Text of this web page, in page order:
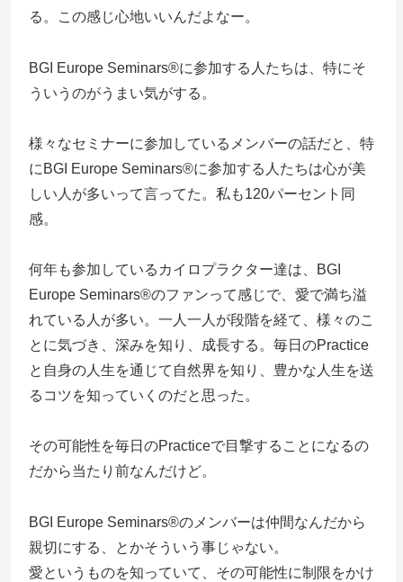
る。この感じ心地いいんだよなー。
BGI Europe Seminars®に参加する人たちは、特にそ
ういうのがうまい気がする。
様々なセミナーに参加しているメンバーの話だと、特
にBGI Europe Seminars®に参加する人たちは心が美
しい人が多いって言ってた。私も120パーセント同
感。
何年も参加しているカイロプラクター達は、BGI
Europe Seminars®のファンって感じで、愛で満ち溢
れている人が多い。一人一人が段階を経て、様々のこ
とに気づき、深みを知り、成長する。毎日のPractice
と自身の人生を通じて自然界を知り、豊かな人生を送
るコツを知っていくのだと思った。
その可能性を毎日のPracticeで目撃することになるの
だから当たり前なんだけど。
BGI Europe Seminars®のメンバーは仲間なんだから
親切にする、とかそういう事じゃない。
愛というものを知っていて、その可能性に制限をかけ